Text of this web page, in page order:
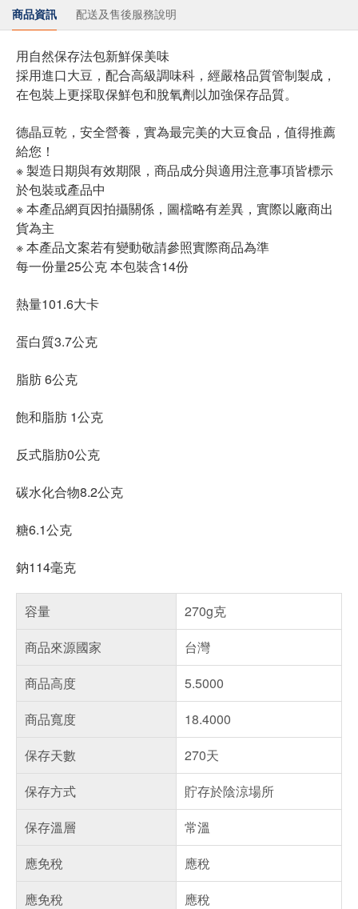
商品資訊 配送及售後服務說明
用自然保存法包新鮮保美味
採用進口大豆，配合高級調味科，經嚴格品質管制製成，
在包裝上更採取保鮮包和脫氧劑以加強保存品質。
德晶豆乾，安全營養，實為最完美的大豆食品，值得推薦
給您！
※ 製造日期與有效期限，商品成分與適用注意事項皆標示
於包裝或產品中
※ 本產品網頁因拍攝關係，圖檔略有差異，實際以廠商出
貨為主
※ 本產品文案若有變動敬請參照實際商品為準
每一份量25公克 本包裝含14份
熱量101.6大卡
蛋白質3.7公克
脂肪 6公克
飽和脂肪 1公克
反式脂肪0公克
碳水化合物8.2公克
糖6.1公克
鈉114毫克
容量
270g克
商品來源國家
台灣
商品高度
5.5000
商品寬度
18.4000
保存天數
270天
保存方式
貯存於陰涼場所
保存溫層
常溫
應免稅
應稅
應免稅
應稅